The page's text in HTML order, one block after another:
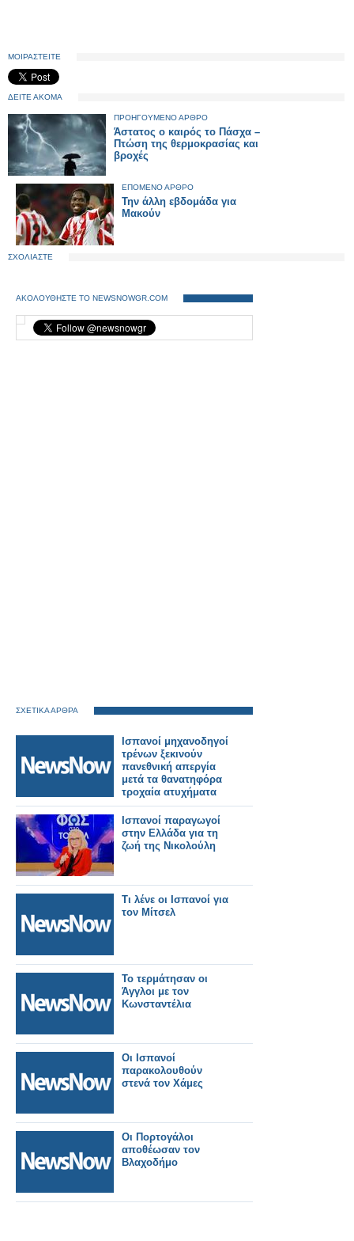
ΜΟΙΡΑΣΤΕΙΤΕ
ΔΕΙΤΕ ΑΚΟΜΑ
ΠΡΟΗΓΟΥΜΕΝΟ ΑΡΘΡΟ
Άστατος ο καιρός το Πάσχα –
Πτώση της θερμοκρασίας και
βροχές
ΕΠΟΜΕΝΟ ΑΡΘΡΟ
Την άλλη εβδομάδα για
Μακούν
ΣΧΟΛΙΑΣΤΕ
ΑΚΟΛΟΥΘΗΣΤΕ ΤΟ NEWSNOWGR.COM
ΣΧΕΤΙΚΑ ΑΡΘΡΑ
Ισπανοί μηχανοδηγοί
τρένων ξεκινούν
πανεθνική απεργία
μετά τα θανατηφόρα
τροχαία ατυχήματα
Ισπανοί παραγωγοί
στην Ελλάδα για τη
ζωή της Νικολούλη
Τι λένε οι Ισπανοί για
τον Μίτσελ
Το τερμάτησαν οι
Άγγλοι με τον
Κωνσταντέλια
Οι Ισπανοί
παρακολουθούν
στενά τον Χάμες
Οι Πορτογάλοι
αποθέωσαν τον
Βλαχοδήμο